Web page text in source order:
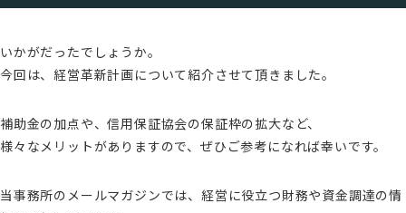
いかがだったでしょうか。
今回は、経営革新計画について紹介させて頂きました。
補助金の加点や、信用保証協会の保証枠の拡大など、
様々なメリットがありますので、ぜひご参考になれば幸いです。
当事務所のメールマガジンでは、経営に役立つ財務や資金調達の情